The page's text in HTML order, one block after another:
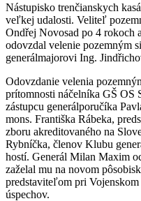
Nástupisko trenčianskych
veľkej udalosti. Veliteľ
Ondřej Novosad po 4 rokoch
odovzdal velenie pozemným
generálmajorovi Ing.
Odovzdanie velenia
prítomnosti náčelníka GŠ OS
zástupcu generálporučíka
mons. Františka Rábeka,
zboru akreditovaného na
Rybníčka, členov Klubu
hostí. Generál Milan Maxim
zaželal mu na novom
predstaviteľom pri
úspechov.